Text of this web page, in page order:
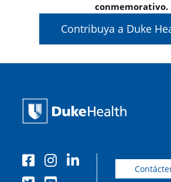
conmemorativo.
Contribuya a Duke